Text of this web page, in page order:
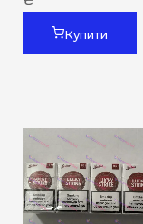
Купити